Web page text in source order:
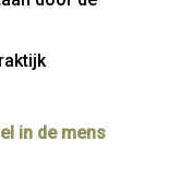
in de mens